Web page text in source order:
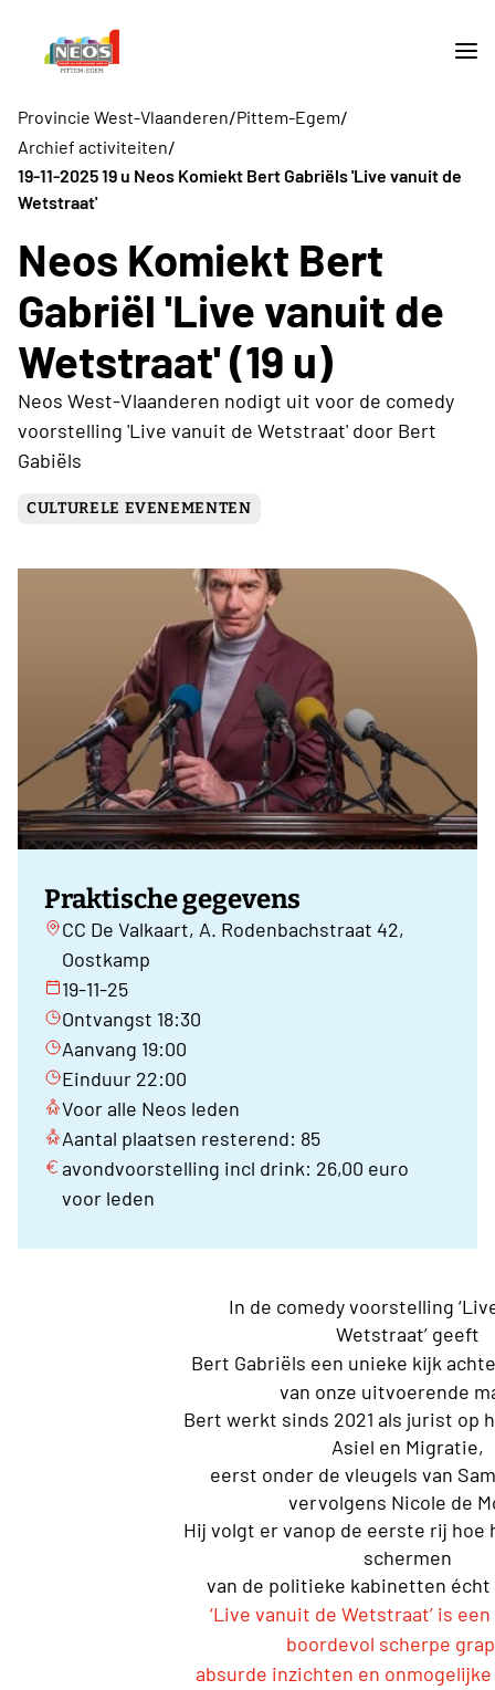
Provincie West-Vlaanderen/Pittem-Egem/
Archief activiteiten/
19-11-2025 19 u Neos Komiekt Bert Gabriëls 'Live vanuit de
Wetstraat'
Neos Komiekt Bert
Gabriël 'Live vanuit de
Wetstraat' (19 u)
Neos West-Vlaanderen nodigt uit voor de comedy
voorstelling 'Live vanuit de Wetstraat' door Bert
Gabiëls
CULTURELE EVENEMENTEN
Praktische gegevens
CC De Valkaart, A. Rodenbachstraat 42,
Oostkamp
19-11-25
Ontvangst 18:30
Aanvang 19:00
Einduur 22:00
Voor alle Neos leden
Aantal plaatsen resterend: 85
avondvoorstelling incl drink: 26,00 euro
voor leden
In de comedy voorstelling
Wetstraat’ geeft
Bert Gabriëls een unieke kijk
van onze uitvoerende
Bert werkt sinds 2021 als jurist op
Asiel en Migratie,
eerst onder de vleugels van
vervolgens Nicole de
Hij volgt er vanop de eerste rij hoe
schermen
van de politieke kabinetten écht
‘Live vanuit de Wetstraat’ is
boordevol scherpe
absurde inzichten en